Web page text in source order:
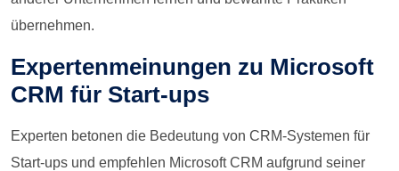
übernehmen.
Expertenmeinungen zu Microsoft
CRM für Start-ups
Experten betonen die Bedeutung von CRM-Systemen für
Start-ups und empfehlen Microsoft CRM aufgrund seiner